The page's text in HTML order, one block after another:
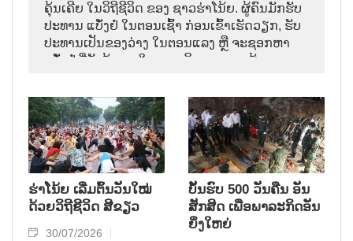
ຄຸ້ນເຄີຍ ໃນວິຖີຊີວິດ ຂອງ ຊາວຮ່າໂນ້ຍ. ຜູ້ຄົນມັກຮັບ
ປະທານ ແບັ໋ງຢໍ່ ໃນຕອນເຊົ້າ ກ່ອນເຂົ້າເຮັດວຽກ, ຮັບ
ປະທານເປັນຂອງວ່າງ ໃນຕອນແລງ ຫຼື ຈະຊອກຫາ
ແບັ໋ງຢໍ່ ທີ່ຍັງຮ້ອນໆ ໃນຕອນເດິກ. ຮູບພາບຜູ້ເລາະຂາຍ
ໄດ້ກາຍເປັນສ່ວນໜຶ່ງ ຂອງ ຄວາມຊົງຈຳ ຂອງ
ຊາວເມືອງຫຼວງ ມາຫຼາຍຮຸ່ນຄົນ.
ຮ່າໂນ້ຍ ເລີ່ມຕົ້ນວັນໃໝ່
ດ້ວຍວິຖີຊີວິດ ສີຂຽວ
30/07/2026
ບັ້ນຮົບ 500 ວັນຄືນ ອັນ
ສັກສິດ ເພື່ອພາລະກິດອັນ
ຍິ່ງໃຫຍ່